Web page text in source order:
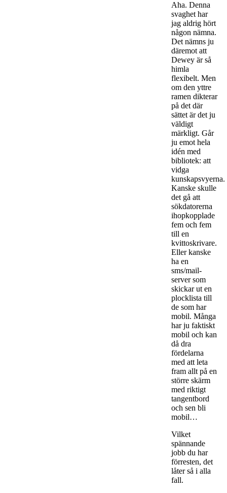
Aha. Denna
svaghet har
jag aldrig hört
någon nämna.
Det nämns ju
däremot att
Dewey är så
himla
flexibelt. Men
om den yttre
ramen dikterar
på det där
sättet är det ju
väldigt
märkligt. Går
ju emot hela
idén med
bibliotek: att
vidga
kunskapsvyerna.
Kanske skulle
det gå att
sökdatorerna
ihopkopplade
fem och fem
till en
kvittoskrivare.
Eller kanske
ha en
sms/mail-
server som
skickar ut en
plocklista till
de som har
mobil. Många
har ju faktiskt
mobil och kan
då dra
fördelarna
med att leta
fram allt på en
större skärm
med riktigt
tangentbord
och sen bli
mobil…
Vilket
spännande
jobb du har
förresten, det
låter så i alla
fall.